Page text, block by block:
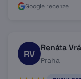
Google recenze
RV
Renáta
Praha